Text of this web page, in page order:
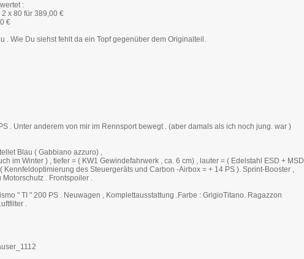
:
x 80 für 389,00 €
€
. Wie Du siehst fehlt da ein Topf gegenüber dem Originalteil.
. Unter anderem von mir im Rennsport bewegt . (aber damals als ich noch jung. war )
Blau ( Gabbiano azzuro) ,
im Winter ) , tiefer = ( KW1 Gewindefahrwerk , ca. 6 cm) , lauter = ( Edelstahl ESD + MSD
Kennfeldoptimierung des Steuergeräts und Carbon -Airbox = + 14 PS ). Sprint-Booster ,
Motorschutz . Frontspoiler .
" TI " 200 PS . Neuwagen , Komplettausstattung .Farbe : GrigioTitano. Ragazzon
.